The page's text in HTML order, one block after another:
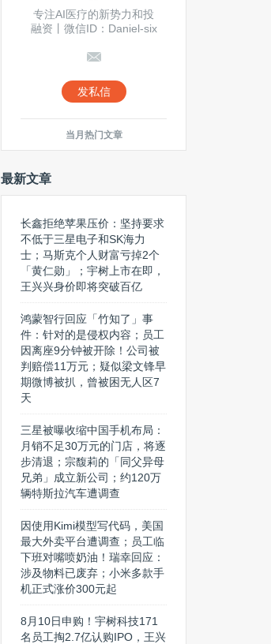
专注AI医疗的新势力和投
融资丨微信ID：Daniel-six
发私信
当月热门文章
最新文章
长鑫拒绝苹果压价：坚持要求
不低于三星电子和SK海力
士；马斯克个人财富亏掉2个
「黄仁勋」；宇树上市在即，
王兴兴身价即将突破百亿
鸿蒙智行回应「竹知了」事
件：针对的是侵权内容；员工
因离座9分钟被开除！公司被
判赔偿11万元；疑似梁文锋早
期微博被扒，曾被困无人区7
天
三星被曝收缩中国手机布局：
月销不足30万元的门店，将逐
步清退；宗馥莉的「同父异母
兄弟」成立新公司；约120万
辆特斯拉汽车遭调查
因使用Kimi模型写代码，美国
最大外卖平台遭调查；员工临
下班对嘴喷奶油！瑞幸回应：
涉及物料已废弃；小米多款手
机正式涨价300元起
8月10日申购！宇树科技171
名员工掏2.7亿认购IPO，王兴